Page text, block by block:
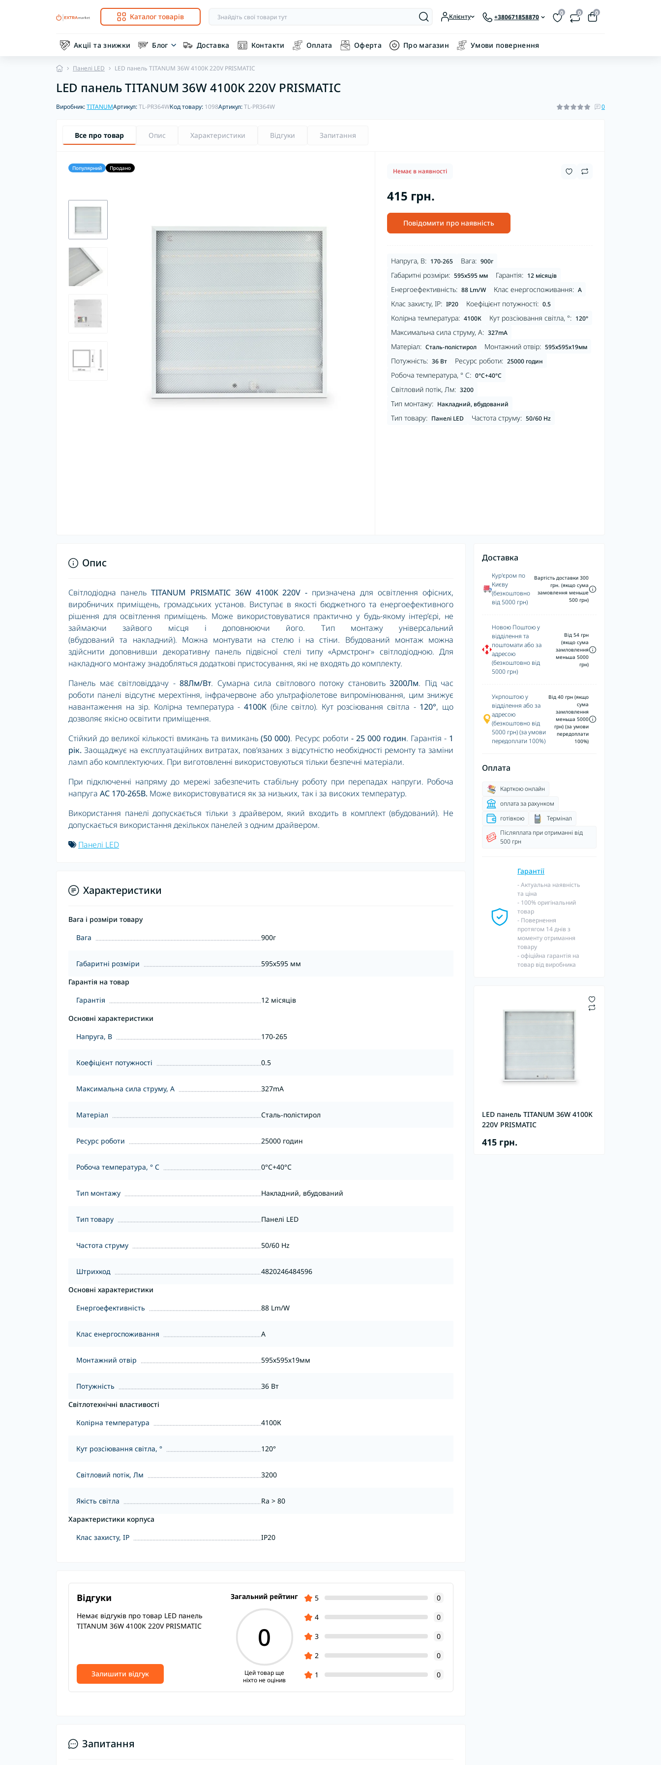
Каталог товарів Клієнту +380671858870
0 0 0
Акції та знижки Блог Доставка Контакти Оплата Оферта Про магазин Умови повернення
Панелі LED LED панель TITANUM 36W 4100K 220V PRISMATIC
LED панель TITANUM 36W 4100K 220V PRISMATIC
Виробник:TITANUMАртикул:TL-PR364WКод товару: 1098Артикул:TL-PR364W 0
Все про товар Опис Характеристики Відгуки Запитання
Популярний Продано Немає в наявності
415 грн.
Повідомити про наявність
Напруга, В: 170-265 Вага: 900г
Габаритні розміри: 595х595 мм Гарантія: 12 місяців
Енергоефективність: 88 Lm/W Клас енергоспоживання: А
Клас захисту, IP: IP20 Коефіцієнт потужності: 0.5
Колірна температура: 4100К Кут розсіювання світла, °: 120°
Максимальна сила струму, А: 327mA
Матеріал: Сталь-полістирол Монтажний отвір: 595х595х19мм
Потужність: 36 Вт Ресурс роботи: 25000 годин
Робоча температура, ° С: 0°C+40°C
Світловий потік, Лм: 3200
Тип монтажу: Накладний, вбудований
Тип товару: Панелі LED Частота струму: 50/60 Hz
Доставка
Кур'єром по
Києву
(безкоштовно
від 5000 грн)
Вартість доставки 300
грн. (якщо сума
замовлення меньше
500 грн)
Новою Поштою у
відділення та
поштомати або за
адресою
(безкоштовно від
5000 грн)
Від 54 грн
(якщо сума
замловлення
меньша 5000
грн)
Укрпоштою у
відділення або за
адресою
(безкоштовно від
5000 грн) (за умови
передоплати 100%)
Від 40 грн (якщо
сума
замловлення
меньша 5000
грн) (за умови
передоплати
100%)
Оплата
Карткою онлайн
оплата за рахунком
готівкою
Термінал
Післяплата при отриманні від
500 грн
Гарантії
- Актуальна наявність
та ціна
- 100% оригінальний
товар
- Повернення
протягом 14 днів з
моменту отримання
товару
- офіційна гарантія на
товар від виробника
LED панель TITANUM 36W 4100K
220V PRISMATIC
415 грн.
Опис
Світлодіодна панель TITANUM PRISMATIC 36W 4100K 220V - призначена для освітлення офісних,
виробничих приміщень, громадських установ. Виступає в якості бюджетного та енергоефективного
рішення для освітлення приміщень. Може використовуватися практично у будь-якому інтер’єрі, не
займаючи зайвого місця і доповнюючи його. Тип монтажу універсальний
(вбудований та накладний). Можна монтувати на стелю і на стіни. Вбудований монтаж можна
здійснити доповнивши декоративну панель підвісної стелі типу «Армстронг» світлодіодною. Для
накладного монтажу знадобляться додаткові пристосування, які не входять до комплекту.
Панель має світловіддачу - 88Лм/Вт. Сумарна сила світлового потоку становить 3200Лм. Під час
роботи панелі відсутнє мерехтіння, інфрачервоне або ультрафіолетове випромінювання, цим знижує
навантаження на зір. Колірна температура - 4100К (біле світло). Кут розсіювання світла - 120°, що
дозволяє якісно освітити приміщення.
Стійкий до великої кількості вмикань та вимикань(50 000). Ресурс роботи - 25 000 годин. Гарантія -1
рік.Заощаджує на експлуатаційних витратах, пов’язаних з відсутністю необхідності ремонту та заміни
ламп або комплектуючих. При виготовленні використовуються тільки безпечні матеріали.
При підключенні напряму до мережі забезпечить стабільну роботу при перепадах напруги. Робоча
напруга АС 170-265В. Може використовуватися як за низьких, так і за високих температур.
Використання панелі допускається тільки з драйвером, який входить в комплект (вбудований). Не
допускається використання декількох панелей з одним драйвером.
Панелі LED
Характеристики
Вага і розміри товару
Вага
900г
Габаритні розміри
595х595 мм
Гарантія на товар
Гарантія
12 місяців
Основні характеристики
Напруга, В
170-265
Коефіцієнт потужності 0.5
Максимальна сила струму, А 327mA
Матеріал Сталь-полістирол
Ресурс роботи 25000 годин
Робоча температура, ° С 0°C+40°C
Тип монтажу Накладний, вбудований
Тип товару Панелі LED
Частота струму 50/60 Hz
Штрихкод
4820246484596
Основні характеристики
Енергоефективність
88 Lm/W
Клас енергоспоживання А
Монтажний отвір 595х595х19мм
Потужність
36 Вт
Світлотехнічні властивості
Колірна температура
4100К
Кут розсіювання світла, ° 120°
Світловий потік, Лм 3200
Якість світла
Ra > 80
Характеристики корпуса
Клас захисту, IP
IP20
Відгуки
Немає відгуків про товар LED панель
TITANUM 36W 4100K 220V PRISMATIC
Залишити відгук
Загальний рейтинг
0
Цей товар ще
ніхто не оцінив
5 0
4 0
3 0
2 0
1 0
Запитання